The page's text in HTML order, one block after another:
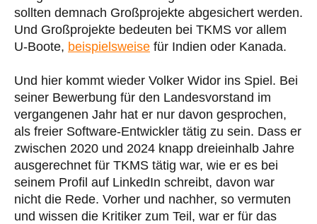
sollten demnach Großprojekte abgesichert werden.
Und Großprojekte bedeuten bei TKMS vor allem
U-Boote, beispielsweise für Indien oder Kanada.
Und hier kommt wieder Volker Widor ins Spiel. Bei
seiner Bewerbung für den Landesvorstand im
vergangenen Jahr hat er nur davon gesprochen,
als freier Software-Entwickler tätig zu sein. Dass er
zwischen 2020 und 2024 knapp dreieinhalb Jahre
ausgerechnet für TKMS tätig war, wie er es bei
seinem Profil auf LinkedIn schreibt, davon war
nicht die Rede. Vorher und nachher, so vermuten
und wissen die Kritiker zum Teil, war er für das